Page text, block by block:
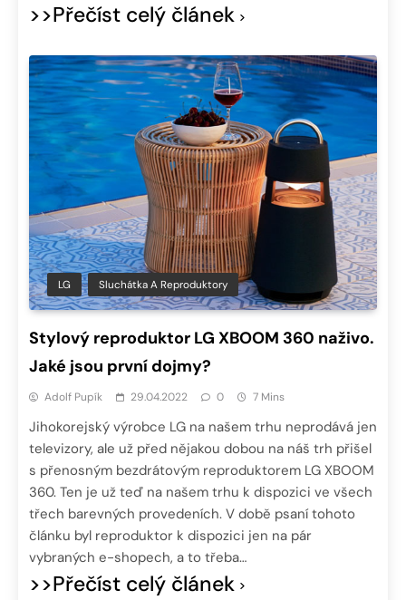
>>Přečíst celý článek
LG Sluchátka A Reproduktory
Stylový reproduktor LG XBOOM 360 naživo.
Jaké jsou první dojmy?
Adolf Pupík 29.04.2022 0 7 Mins
Jihokorejský výrobce LG na našem trhu neprodává jen
televizory, ale už před nějakou dobou na náš trh přišel
s přenosným bezdrátovým reproduktorem LG XBOOM
360. Ten je už teď na našem trhu k dispozici ve všech
třech barevných provedeních. V době psaní tohoto
článku byl reproduktor k dispozici jen na pár
vybraných e-shopech, a to třeba…
>>Přečíst celý článek